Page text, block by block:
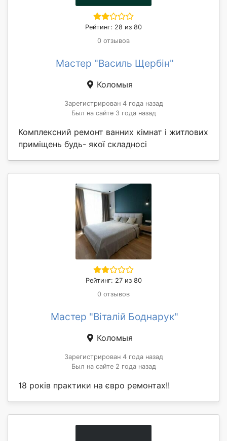
Рейтинг: 28 из 80
0 отзывов
Мастер "Василь Щербін"
Коломыя
Зарегистрирован 4 года назад
Был на сайте 3 года назад
Комплексний ремонт ванних кімнат і житлових
приміщень будь- якої складносі
Рейтинг: 27 из 80
0 отзывов
Мастер "Віталій Боднарук"
Коломыя
Зарегистрирован 4 года назад
Был на сайте 2 года назад
18 років практики на євро ремонтах!!